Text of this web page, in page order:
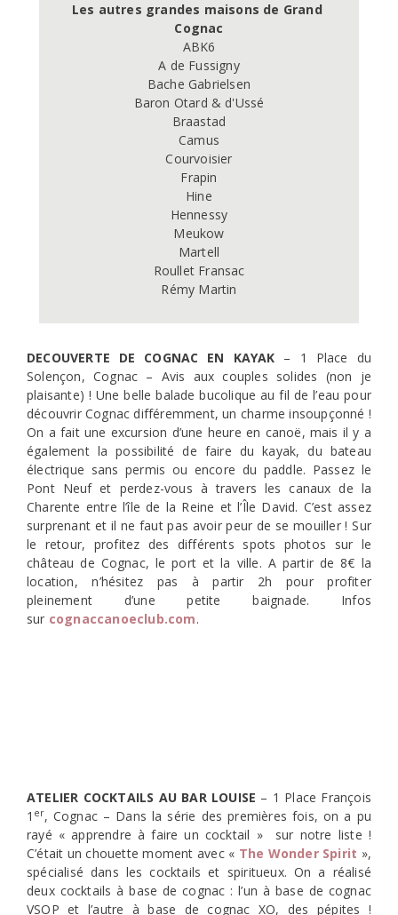
Les autres grandes maisons de Grand
Cognac
ABK6
A de Fussigny
Bache Gabrielsen
Baron Otard & d'Ussé
Braastad
Camus
Courvoisier
Frapin
Hine
Hennessy
Meukow
Martell
Roullet Fransac
Rémy Martin
DECOUVERTE DE COGNAC EN KAYAK – 1 Place du
Solençon, Cognac – Avis aux couples solides (non je
plaisante) ! Une belle balade bucolique au fil de l’eau pour
découvrir Cognac différemment, un charme insoupçonné !
On a fait une excursion d’une heure en canoë, mais il y a
également la possibilité de faire du kayak, du bateau
électrique sans permis ou encore du paddle. Passez le
Pont Neuf et perdez-vous à travers les canaux de la
Charente entre l’île de la Reine et l’Île David. C’est assez
surprenant et il ne faut pas avoir peur de se mouiller ! Sur
le retour, profitez des différents spots photos sur le
château de Cognac, le port et la ville. A partir de 8€ la
location, n’hésitez pas à partir 2h pour profiter
pleinement d’une petite baignade. Infos
sur cognaccanoeclub.com.
ATELIER COCKTAILS AU BAR LOUISE – 1 Place François
1 er, Cognac – Dans la série des premières fois, on a pu
rayé « apprendre à faire un cocktail » sur notre liste !
C’était un chouette moment avec « The Wonder Spirit »,
spécialisé dans les cocktails et spiritueux. On a réalisé
deux cocktails à base de cognac : l’un à base de cognac
VSOP et l’autre à base de cognac XO, des pépites !